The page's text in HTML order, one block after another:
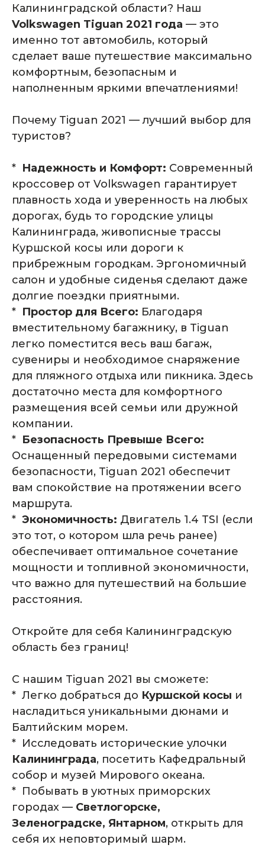
Калининградской области? Наш
Volkswagen Tiguan 2021 года — это
именно тот автомобиль, который
сделает ваше путешествие максимально
комфортным, безопасным и
наполненным яркими впечатлениями!
Почему Tiguan 2021 — лучший выбор для
туристов?
* Надежность и Комфорт: Современный
кроссовер от Volkswagen гарантирует
плавность хода и уверенность на любых
дорогах, будь то городские улицы
Калининграда, живописные трассы
Куршской косы или дороги к
прибрежным городкам. Эргономичный
салон и удобные сиденья сделают даже
долгие поездки приятными.
* Простор для Всего: Благодаря
вместительному багажнику, в Tiguan
легко поместится весь ваш багаж,
сувениры и необходимое снаряжение
для пляжного отдыха или пикника. Здесь
достаточно места для комфортного
размещения всей семьи или дружной
компании.
* Безопасность Превыше Всего:
Оснащенный передовыми системами
безопасности, Tiguan 2021 обеспечит
вам спокойствие на протяжении всего
маршрута.
* Экономичность: Двигатель 1.4 TSI (если
это тот, о котором шла речь ранее)
обеспечивает оптимальное сочетание
мощности и топливной экономичности,
что важно для путешествий на большие
расстояния.
Откройте для себя Калининградскую
область без границ!
С нашим Tiguan 2021 вы сможете:
* Легко добраться до Куршской косы и
насладиться уникальными дюнами и
Балтийским морем.
* Исследовать исторические улочки
Калининграда, посетить Кафедральный
собор и музей Мирового океана.
* Побывать в уютных приморских
городах — Светлогорске,
Зеленоградске, Янтарном, открыть для
себя их неповторимый шарм.
Комплектация
автомобиля